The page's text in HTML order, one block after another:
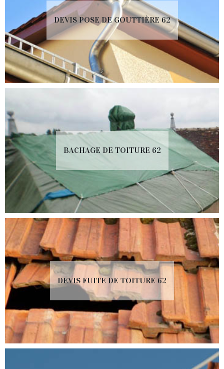
DEVIS POSE DE GOUTTIÈRE 62
BACHAGE DE TOITURE 62
DEVIS FUITE DE TOITURE 62